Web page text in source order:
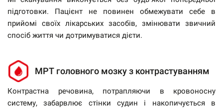
підготовки. Пацієнт не повинен обмежувати себе в
прийомі своїх лікарських засобів, змінювати звичний
спосіб життя чи дотримуватися дієти.
МРТ головного мозку з контрастуванням
Контрастна речовина, потрапляючи в кровоносну
систему, забарвлює стінки судин і накопичується в